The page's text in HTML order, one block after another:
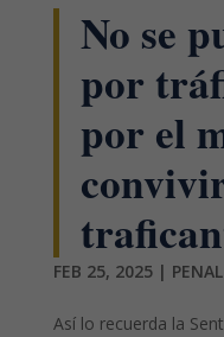
No se
por
por el
FEB 25, 2025| PENAL
Así lo recuerda la